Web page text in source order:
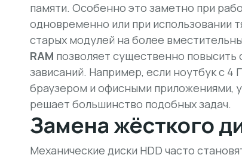
памяти. Особенно это заметно при
одновременно или при использовании
старых модулей на более
RAM позволяет существенно
зависаний. Например, если ноутбук с
браузером и офисными приложениями,
решает большинство подобных задач.
Замена жёсткого
Механические диски HDD часто